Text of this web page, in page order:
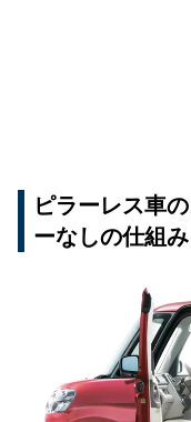
ピラーレス車
ーなしの仕組み